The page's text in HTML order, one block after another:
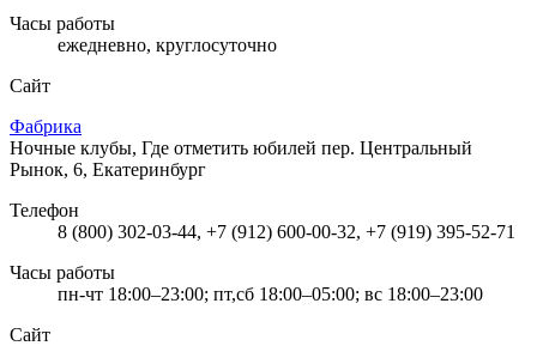
Часы работы
ежедневно, круглосуточно
Сайт
Фабрика
Ночные клубы, Где отметить юбилей пер. Центральный
Рынок, 6, Екатеринбург
Телефон
8 (800) 302-03-44, +7 (912) 600-00-32, +7 (919) 395-52-71
Часы работы
пн-чт 18:00–23:00; пт,сб 18:00–05:00; вс 18:00–23:00
Сайт